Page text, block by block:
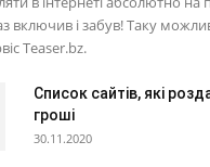
включив і забув! Таку
Teaser.bz.
Список сайтів, які
гроші
30.11.2020